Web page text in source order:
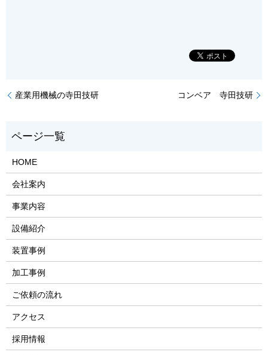
産業用機械の寺田技研 コンベア 寺田技研
HOME
会社案内
事業内容
設備紹介
装置事例
加工事例
ご依頼の流れ
アクセス
採用情報